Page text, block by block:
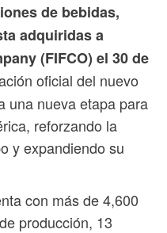
de bebidas,
adquiridas a
(FIFCO) el 30 de
oficial del nuevo
una nueva etapa para
reforzando la
y expandiendo su
con más de 4,600
producción, 13